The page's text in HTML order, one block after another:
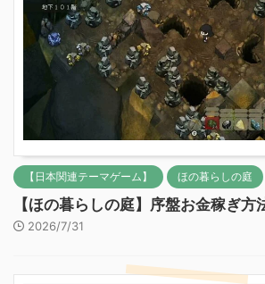
【日本関連テーマゲーム】 ほの暮らしの庭
【ほの暮らしの庭】序盤お金稼ぎ
2026/7/31